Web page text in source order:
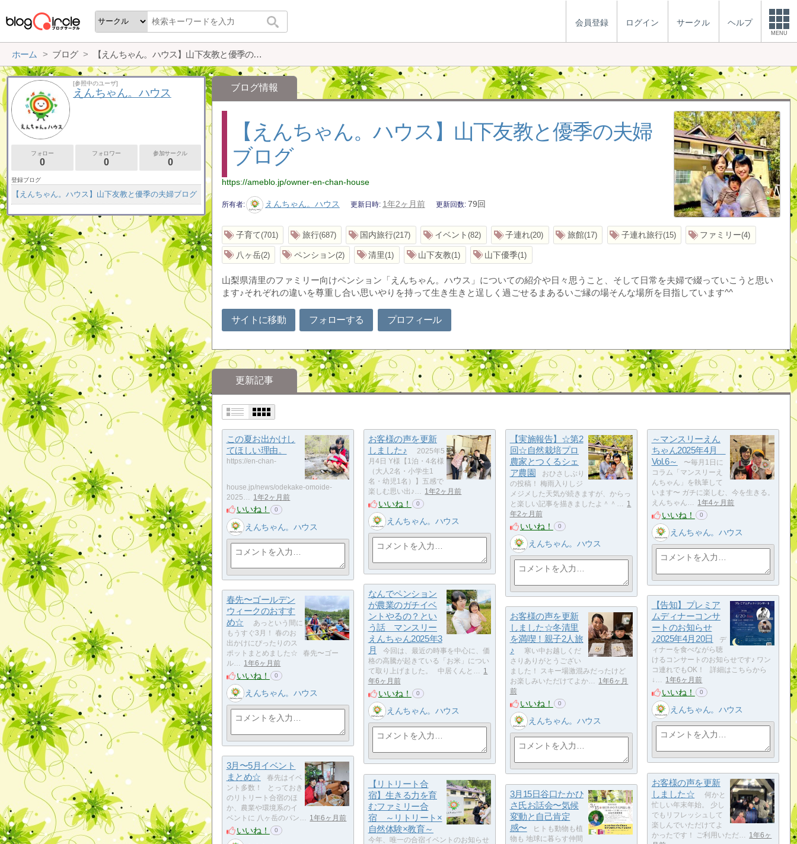
会員登録 ログイン サークル ヘルプ
MENU
ホーム ブログ 【えんちゃん。ハウス】山下友教と優季の夫婦ブログ
ブログ情報
【えんちゃん。ハウス】山下友教と優季の夫婦
ブログ
https://ameblo.jp/owner-en-chan-house
所有者 えんちゃん。ハウス 更新日時 1年2ヶ月前 更新回数 79回
子育て 701 旅行 687 国内旅行 217 イベント 82 子連れ 20 旅館 17 子連れ旅行 15 ファミリー 4
八ヶ岳 2 ペンション 2 清里 1 山下友教 1 山下優季 1
山梨県清里のファミリー向けペンション「えんちゃん。ハウス」についての紹介や日々思うこと、そして日常を夫婦で綴っていこうと思い
ます♪それぞれの違いを尊重し合い思いやりを持って生き生きと逞しく過ごせるまあるいご縁の場そんな場所を目指しています^^
サイトに移動 フォローする プロフィール
更新記事
この夏お出かけし
てほしい理由。
https://en-chan-
house.jp/news/odekake-omoide-
2025…
1年2ヶ月前
いいね！ 0
えんちゃん。ハウス
お客様の声を更新
しました♪
2025年5
月4日 Y様【1泊・4名様
（大人2名・小学生1
名・幼児1名）】五感で
楽しむ思い出♪…
1年2ヶ月前
いいね！ 0
えんちゃん。ハウス
【実施報告】☆第2
回☆自然栽培プロ
農家とつくるシェ
ア農園
おひさしぶり
の投稿！ 梅雨入りしジ
メジメした天気が続きますが、からっ
と楽しい記事を描きましたよ＾＾…
1
年2ヶ月前
いいね！ 0
えんちゃん。ハウス
～マンスリーえん
ちゃん2025年4月
Vol.6～
〜毎月1日に
コラム「マンスリーえ
んちゃん」を執筆して
います〜 ガチに楽しむ、今を生きる。
えんちゃん…
1年4ヶ月前
いいね！ 0
えんちゃん。ハウス
なんでペンション
が農業のガチイベ
ントやるの？とい
う話 マンスリー
えんちゃん2025年3
月
今回は、最近の時事を中心に、価
格の高騰が起きている「お米」につい
て取り上げました。 中居くんと…
1
年6ヶ月前
いいね！ 0
えんちゃん。ハウス
春先〜ゴールデン
ウィークのおすす
め☆
あっという間に
もうすぐ3月！ 春のお
出かけにぴったりのス
ポットまとめました☆ 春先〜ゴー
ル…
1年6ヶ月前
いいね！ 0
えんちゃん。ハウス
【告知】プレミア
ムディナーコンサ
ートのお知らせ
♪2025年4月20日
デ
ィナーを食べながら聴
けるコンサートのお知らせです♪ ワン
コ連れでもOK！ 詳細はこちらから
↓…
1年6ヶ月前
いいね！ 0
えんちゃん。ハウス
お客様の声を更新
しました☆冬清里
を満喫！親子2人旅
♪
寒い中お越しくだ
さりありがとうござい
ました！ スキー場激混みだったけど
お楽しみいただけてよか…
1年6ヶ月
前
いいね！ 0
えんちゃん。ハウス
3月〜5月イベント
まとめ☆
春先はイベ
ント多数！ とっておき
のリトリート合宿のほ
か、農業や環境系のイ
ベントに 八ヶ岳のパン…
1年6ヶ月前
いいね！ 0
お客様の声を更新
しました☆
何かと
忙しい年末年始。 少し
でもリフレッシュして
楽しんでいただけてよ
かったです！ ご利用いただ…
1年6ヶ
【リトリート合
宿】生きる力を育
むファミリー合
宿 ～リトリート×
自然体験×教育～
今年、唯一の合宿イベントのお知らせ
3月15日谷口たかひ
さ氏お話会〜気候
変動と自己肯定
感〜
ヒトも動物も植
物も 地球に暮らす仲間
[参照中のユーザ]
えんちゃん。ハウス
フォロー
0
フォロワー
0
参加サークル
0
登録ブログ
【えんちゃん。ハウス】山下友教と優季の夫婦ブログ